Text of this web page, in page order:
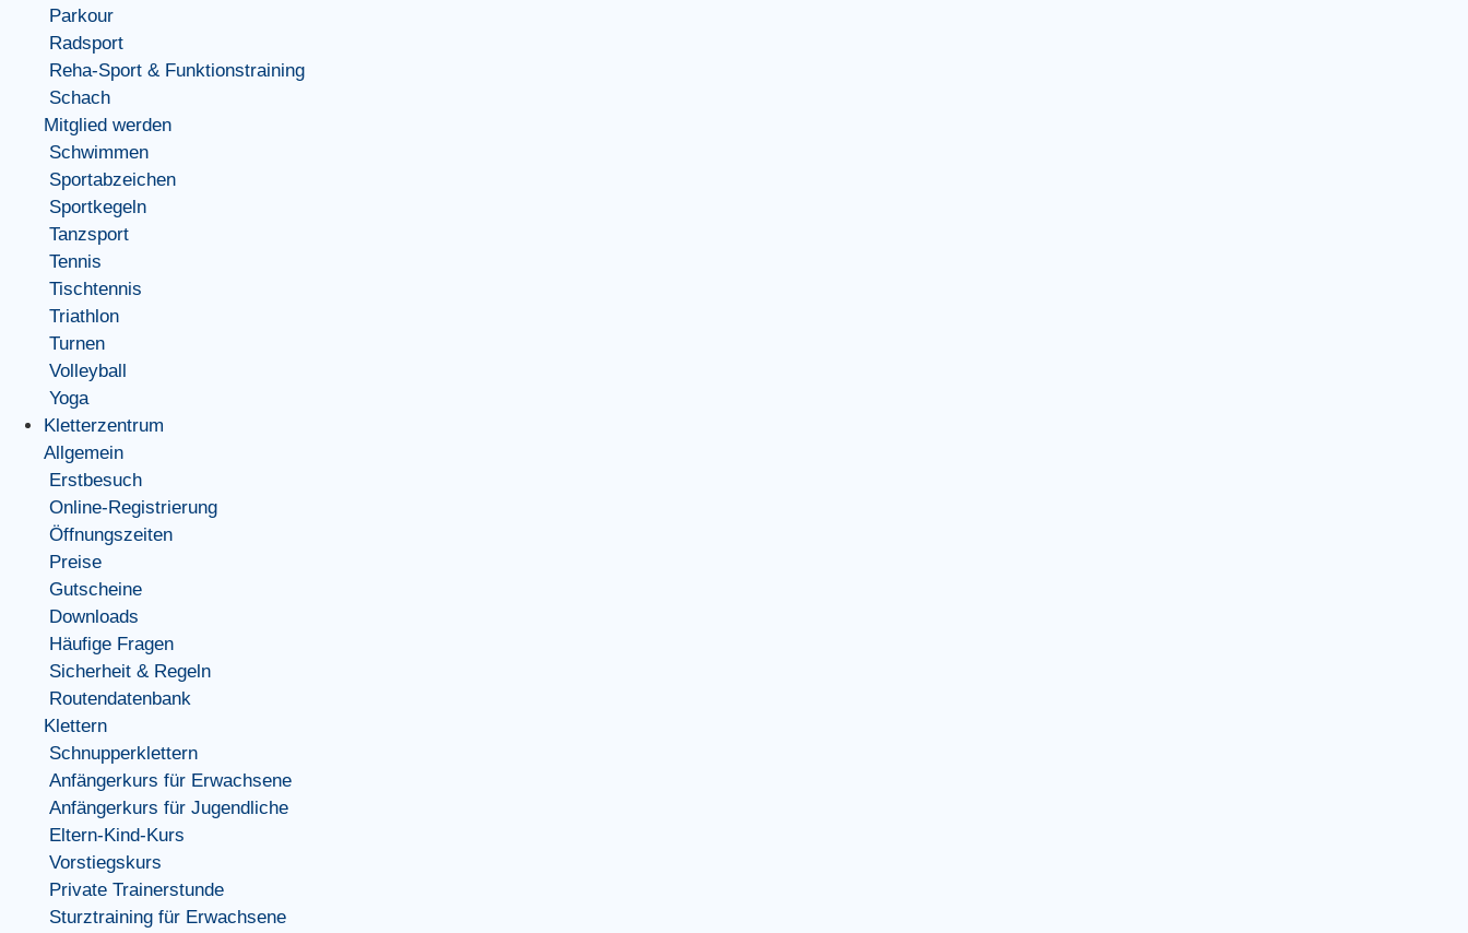
Parkour
Radsport
Reha-Sport & Funktionstraining
Schach
Mitglied werden
Schwimmen
Sportabzeichen
Sportkegeln
Tanzsport
Tennis
Tischtennis
Triathlon
Turnen
Volleyball
Yoga
Kletterzentrum
Allgemein
Erstbesuch
Online-Registrierung
Öffnungszeiten
Preise
Gutscheine
Downloads
Häufige Fragen
Sicherheit & Regeln
Routendatenbank
Klettern
Schnupperklettern
Anfängerkurs für Erwachsene
Anfängerkurs für Jugendliche
Eltern-Kind-Kurs
Vorstiegskurs
Private Trainerstunde
Sturztraining für Erwachsene